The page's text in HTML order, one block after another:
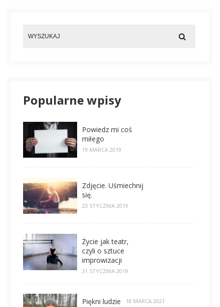
Popularne wpisy
Powiedz mi coś
miłego
19 MARCA 2019
Zdjęcie. Uśmiechnij
się.
23 STYCZNIA 2019
Życie jak teatr,
czyli o sztuce
improwizacji
31 STYCZNIA 2019
Piękni ludzie 18 MARCA 2021